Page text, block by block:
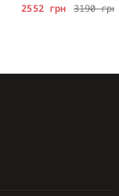
3190 грн
2552 грн